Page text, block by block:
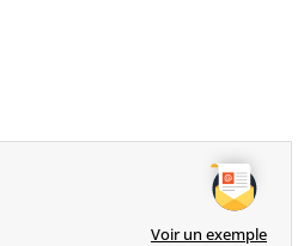
Voir un exemple